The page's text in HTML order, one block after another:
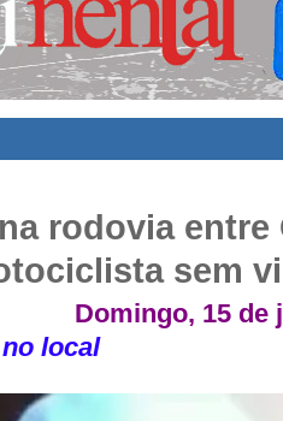
rodovia entre
sem
Domingo, 15 de
local